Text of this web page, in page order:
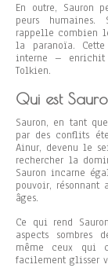
En outre, Sauron
peurs humaines.
rappelle combien
la paranoïa.
interne –
Tolkien.
Qui est
Sauron, en tant
par des conflits
Ainur, devenu le
rechercher la
Sauron incarne
pouvoir, résonnant
âges.
Ce qui rend
aspects sombres
même ceux qui
facilement glisser